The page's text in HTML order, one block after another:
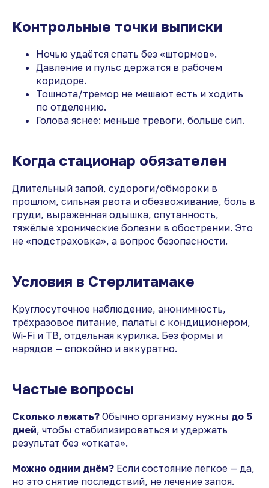
Контрольные точки выписки
Ночью удаётся спать без «штормов».
Давление и пульс держатся в рабочем
коридоре.
Тошнота/тремор не мешают есть и ходить
по отделению.
Голова яснее: меньше тревоги, больше сил.
Когда стационар обязателен
Длительный запой, судороги/обмороки в
прошлом, сильная рвота и обезвоживание, боль в
груди, выраженная одышка, спутанность,
тяжёлые хронические болезни в обострении. Это
не «подстраховка», а вопрос безопасности.
Условия в Стерлитамаке
Круглосуточное наблюдение, анонимность,
трёхразовое питание, палаты с кондиционером,
Wi-Fi и ТВ, отдельная курилка. Без формы и
нарядов — спокойно и аккуратно.
Частые вопросы
Сколько лежать? Обычно организму нужны до 5
дней, чтобы стабилизироваться и удержать
результат без «отката».
Можно одним днём? Если состояние лёгкое — да,
но это снятие последствий, не лечение запоя.